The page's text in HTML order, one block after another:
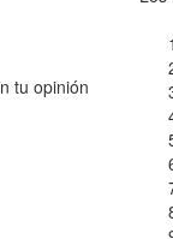
tu opinión